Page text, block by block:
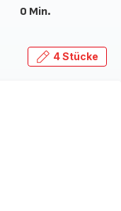
0 Min.
4 Stücke